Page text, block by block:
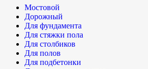
Мостовой
Дорожный
Для фундамента
Для стяжки пола
Для столбиков
Для полов
Для подбетонки